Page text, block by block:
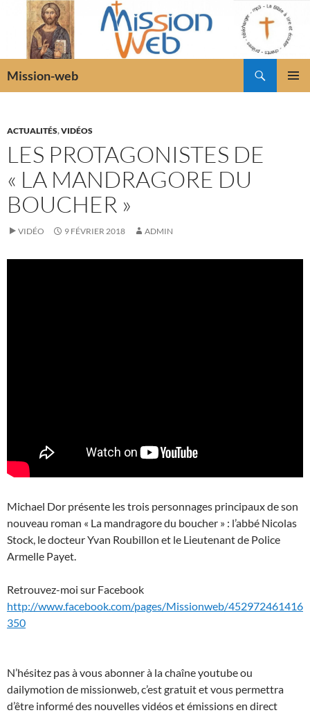
Mission-web
ACTUALITÉS,VIDÉOS
LES PROTAGONISTES DE
« LA MANDRAGORE DU
BOUCHER »
VIDÉO 9 FÉVRIER 2018 ADMIN
Michael Dor présente les trois personnages principaux de son
nouveau roman « La mandragore du boucher » : l’abbé Nicolas
Stock, le docteur Yvan Roubillon et le Lieutenant de Police
Armelle Payet.
Retrouvez-moi sur Facebook
http://www.facebook.com/pages/Missionweb/452972461416
350
N’hésitez pas à vous abonner à la chaîne youtube ou
dailymotion de missionweb, c’est gratuit et vous permettra
d’être informé des nouvelles vidéos et émissions en direct